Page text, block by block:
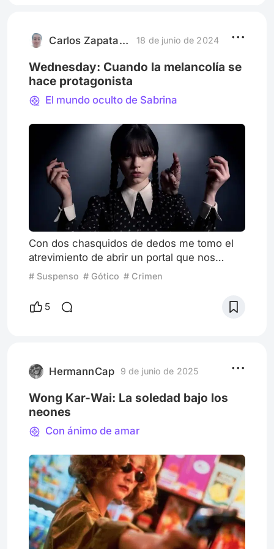
hermanas, JustineCarlos Zapata Camacho 18 de junio de 2024
Wednesday: Cuando la melancolía se
hace protagonista
El mundo oculto de Sabrina
Con dos chasquidos de dedos me tomo el
atrevimiento de abrir un portal que nos
introducirá a un universo colmado de
palabras, todas ellas consagradas a uno de
los últimos éxitos del 2022 realizados por
Netflix e intitulado "Wednesday". La serie
normal” cuyo origen se remo
# Suspenso # Gótico # Crimen
5
HermannCap 9 de junio de 2025
Wong Kar-Wai: La soledad bajo los
neones
Con ánimo de amar